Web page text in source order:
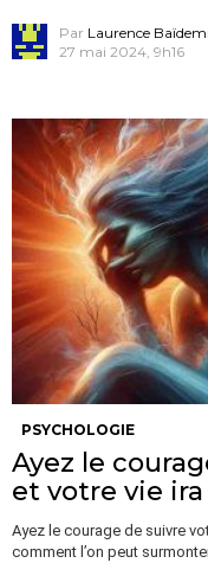
Par Laurence
27 mai 2024, 9h16
PSYCHOLOGIE
Ayez le
et votre vie
Ayez le courage de suivre
comment l’on peut